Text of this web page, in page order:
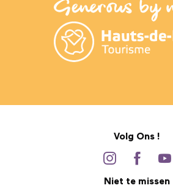
Volg Ons !
Niet te missen